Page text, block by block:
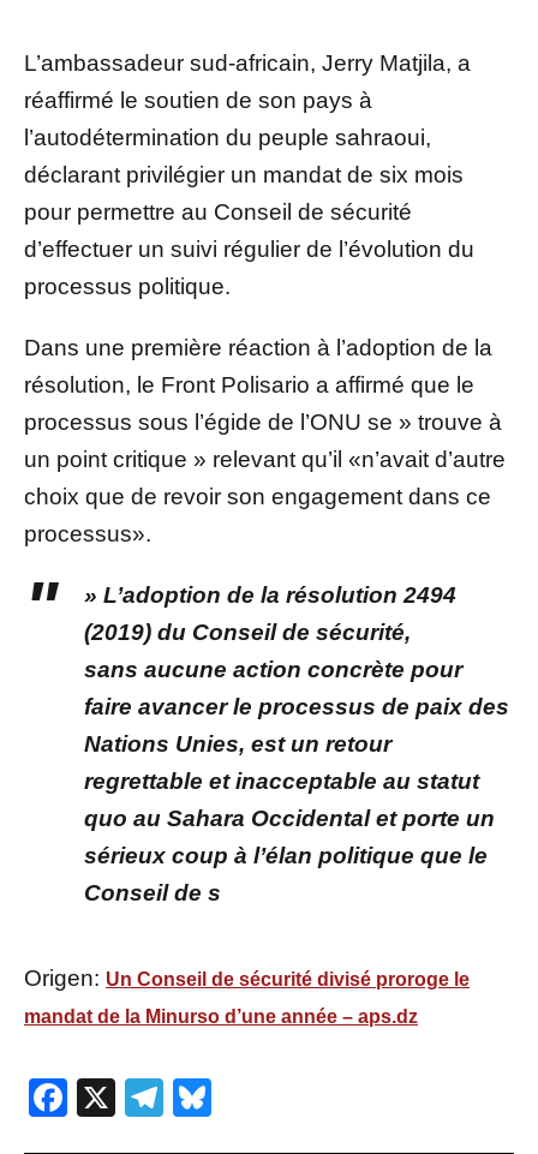
L’ambassadeur sud-africain, Jerry Matjila, a
réaffirmé le soutien de son pays à
l’autodétermination du peuple sahraoui,
déclarant privilégier un mandat de six mois
pour permettre au Conseil de sécurité
d’effectuer un suivi régulier de l’évolution du
processus politique.
Dans une première réaction à l’adoption de la
résolution, le Front Polisario a affirmé que le
processus sous l’égide de l’ONU se » trouve à
un point critique » relevant qu’il «n’avait d’autre
choix que de revoir son engagement dans ce
processus».
» L’adoption de la résolution 2494
(2019) du Conseil de sécurité,
sans aucune action concrète pour
faire avancer le processus de paix des
Nations Unies, est un retour
regrettable et inacceptable au statut
quo au Sahara Occidental et porte un
sérieux coup à l’élan politique que le
Conseil de s
Origen: Un Conseil de sécurité divisé proroge le
mandat de la Minurso d’une année – aps.dz
Facebook
X Telegram